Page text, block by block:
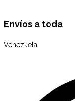
Envíos a toda
Venezuela